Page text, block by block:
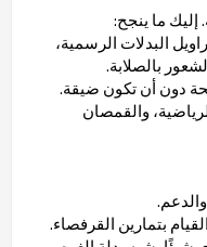
إليك ما ينجح:
سراويل البدلات الرسمية،
بالصلابة.
الرياضية، والقمصان
عند القيام بتمارين القرفصاء.